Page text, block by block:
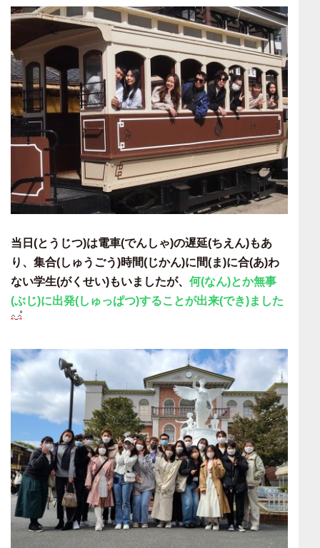
当日(とうじつ)は電車(でんしゃ)の遅延(ちえん)もあ
り、集合(しゅうごう)時間(じかん)に間(ま)に合(あ)わ
ない学生(がくせい)もいましたが、 何(なん)とか無事
(ぶじ)に出発(しゅっぱつ)することが出来(でき)ました